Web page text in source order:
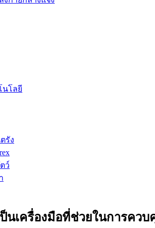
นโลยี
รัง
ว์
นเครื่องมือที่ช่วยในการควบ